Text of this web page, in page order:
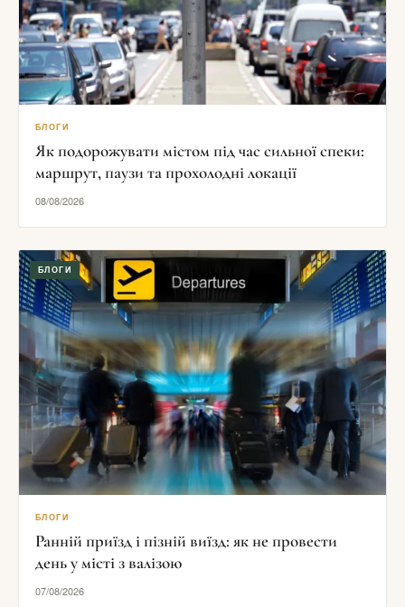
БЛОГИ
Як подорожувати містом під час сильної спеки:
маршрут, паузи та прохолодні локації
08/08/2026
БЛОГИ
БЛОГИ
Ранній приїзд і пізній виїзд: як не провести
день у місті з валізою
07/08/2026